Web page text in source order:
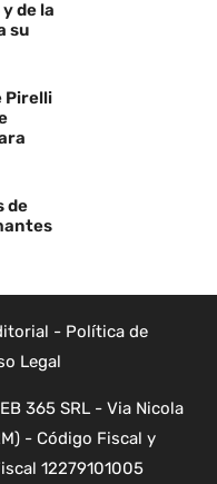
de la
su
Pirelli
de
- Política de
Legal
365 SRL - Via Nicola
- Código Fiscal y
12279101005